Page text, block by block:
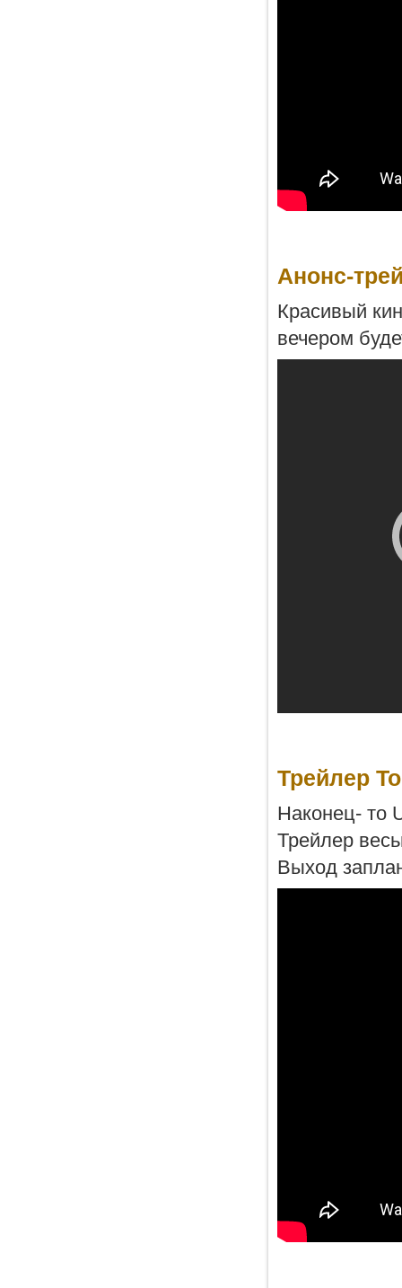
Анонс-
Красивый
вечером
Трейлер
Наконец- то
Трейлер
Выход